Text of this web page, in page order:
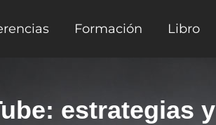
Formación Libro
estrategias